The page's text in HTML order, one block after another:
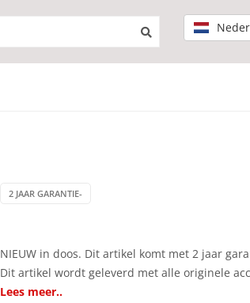
2 JAAR GARANTIE-
NIEUW in doos. Dit artikel komt met 2 jaar
Dit artikel wordt geleverd met alle originele
Lees meer..